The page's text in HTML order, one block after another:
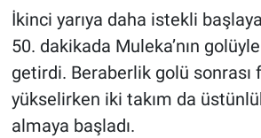
İkinci yarıya daha istekli
50. dakikada Muleka’nın
getirdi. Beraberlik golü
yükselirken iki takım da
almaya başladı.